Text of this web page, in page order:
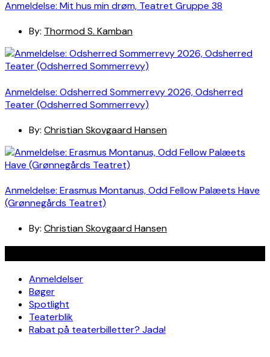
Anmeldelse: Mit hus min drøm, Teatret Gruppe 38
By: Thormod S. Kamban
Anmeldelse: Odsherred Sommerrevy 2026, Odsherred
Teater (Odsherred Sommerrevy)
By: Christian Skovgaard Hansen
Anmeldelse: Erasmus Montanus, Odd Fellow Palæets Have
(Grønnegårds Teatret)
By: Christian Skovgaard Hansen
Anmeldelser
Bøger
Spotlight
Teaterblik
Rabat på teaterbilletter? Jada!